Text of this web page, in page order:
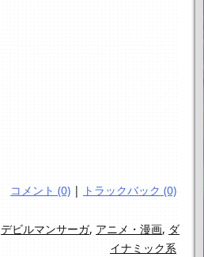
コメント (0) | トラックバック (0)
デビルマンサーガ, アニメ・漫画, ダ
イナミック系